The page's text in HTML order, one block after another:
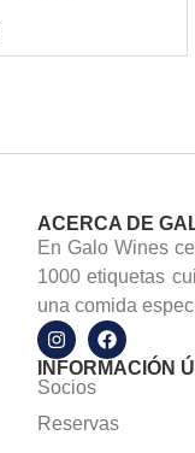
ACERCA DE
En Galo Wines
1000 etiquetas
una comida
INFORMACIÓN
Socios
Reservas